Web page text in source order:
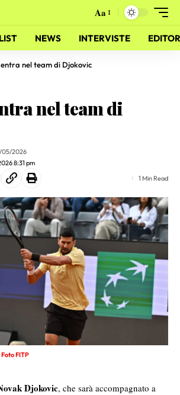
Aa
NEWS INTERVISTE
nel team di Djokovic
nel team di
8:31 pm
05/2026
1 Min Read
FITP
Djokovic, che sarà accompagnato a